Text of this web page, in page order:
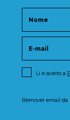
Li e aceito a
Remover email